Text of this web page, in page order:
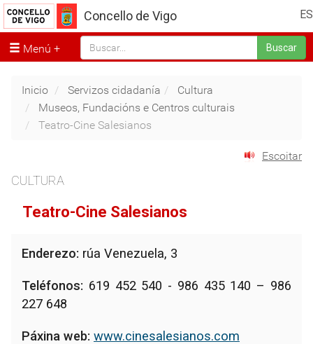
ES
Concello de Vigo
Menú Buscar
Inicio Servizos cidadanía
Cultura
Museos, Fundacións e Centros culturais
Teatro-Cine Salesianos
Escoitar
CULTURA
Teatro-Cine Salesianos
Enderezo: rúa Venezuela, 3
Teléfonos: 619 452 540 - 986 435 140 – 986
227 648
Páxina web: www.cinesalesianos.com